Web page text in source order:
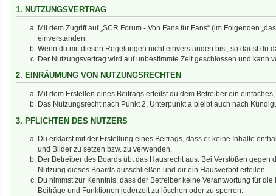
1. NUTZUNGSVERTRAG
Mit dem Zugriff auf „SCR Forum - Von Fans für Fans“ (im Folgenden
einverstanden.
Wenn du mit diesen Regelungen nicht einverstanden bist, so darfst du
Der Nutzungsvertrag wird auf unbestimmte Zeit geschlossen und
2. EINRÄUMUNG VON NUTZUNGSRECHTEN
Mit dem Erstellen eines Beitrags erteilst du dem Betreiber ein
Das Nutzungsrecht nach Punkt 2, Unterpunkt a bleibt auch nach
3. PFLICHTEN DES NUTZERS
Du erklärst mit der Erstellung eines Beitrags, dass er keine Inhalte
und Bilder zu setzen bzw. zu verwenden.
Der Betreiber des Boards übt das Hausrecht aus. Bei Verstößen
Nutzung dieses Boards ausschließen und dir ein Hausverbot erteilen.
Du nimmst zur Kenntnis, dass der Betreiber keine Verantwortung für
Beiträge und Funktionen jederzeit zu löschen oder zu sperren.